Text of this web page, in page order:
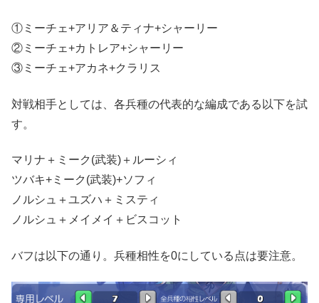
①ミーチェ+アリア＆ティナ+シャーリー
②ミーチェ+カトレア+シャーリー
③ミーチェ+アカネ+クラリス
対戦相手としては、各兵種の代表的な編成である以下を試
す。
マリナ＋ミーク(武装)＋ルーシィ
ツバキ+ミーク(武装)+ソフィ
ノルシュ＋ユズハ＋ミスティ
ノルシュ＋メイメイ＋ビスコット
バフは以下の通り。兵種相性を0にしている点は要注意。